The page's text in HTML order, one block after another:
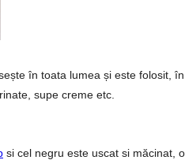
în toata lumea și este folosit,
supe creme etc.
si cel negru este uscat si măcinat,